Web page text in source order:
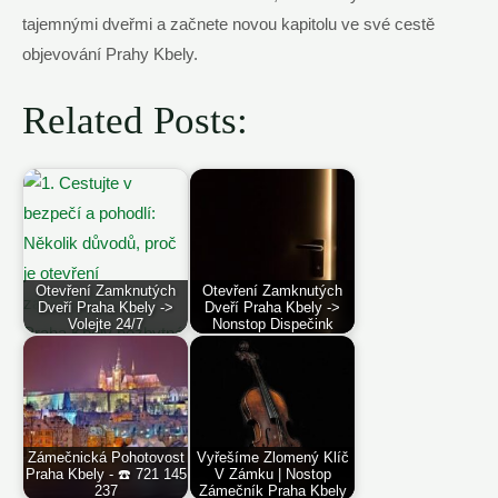
tajemnými dveřmi a začnete novou kapitolu ve své cestě
objevování Prahy Kbely.
Related Posts:
Otevření Zamknutých
Dveří Praha Kbely ->
Volejte 24/7
Otevření Zamknutých
Dveří Praha Kbely ->
Nonstop Dispečink
Zámečnická Pohotovost
Praha Kbely - ☎️ 721 145
237
Vyřešíme Zlomený Klíč
V Zámku | Nostop
Zámečník Praha Kbely